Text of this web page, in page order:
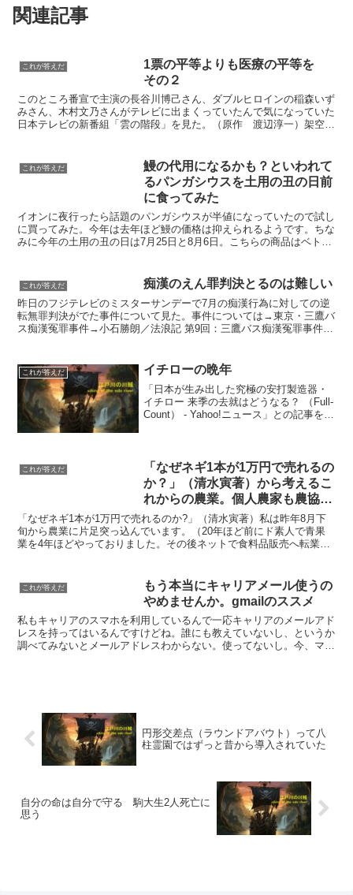
関連記事
これが答えだ
1票の平等よりも医療の平等を
その２
このところ番宣で主演の長谷川博己さん、ダブルヒロインの稲森いず
みさん、木村文乃さんがテレビに出まくっていたんで気になっていた
日本テレビの新番組「雲の階段」を見た。（原作 渡辺淳一）架空の
これが答えだ
鰻の代用になるかも？といわれて
るパンガシウスを土用の丑の日前
に食ってみた
イオンに夜行ったら話題のパンガシウスが半値になっていたので試し
に買ってみた。今年は去年ほど鰻の価格は抑えられるようです。ちな
みに今年の土用の丑の日は7月25日と8月6日。こちらの商品はベトナ
これが答えだ 痴漢のえん罪判決とるのは難しい
昨日のフジテレビのミスターサンデーで7月の痴漢行為に対しての逆
転無罪判決がでた事件について見た。事件については→東京・三鷹バ
ス痴漢冤罪事件→小石勝朗／法浪記 第9回：三鷹バス痴漢冤罪事件→
これが答えだ イチローの晩年
「日本が生み出した究極の安打製造器・
イチロー 来季の去就はどうなる？ （Full-
Count） - Yahoo!ニュース」との記事を本
これが答えだ
「なぜネギ1本が1万円で売れるの
か？」（清水寅著）から考えるこ
れからの農業。個人農家も農協も
卸売市場も八百屋もお先真っ暗だ
「なぜネギ1本が1万円で売れるのか?」（清水寅著）私は昨年8月下
旬から農業に片足突っ込んでいます。（20年ほど前にド素人で青果
業を4年ほどやっておりました。その後ネットで食料品販売へ転業）
これが答えだ
もう本当にキャリアメール使うの
やめませんか。gmailのススメ
私もキャリアのスマホを利用しているんで一応キャリアのメールアド
レスを持ってはいるんですけどね。誰にも教えていないし、というか
調べてみないとメールアドレスわからない。使ってないし。今、マイ
円形交差点（ラウンドアバウト）って八
柱霊園ではずっと昔から導入されていた
自分の命は自分で守る 駒大生2人死亡に
思う